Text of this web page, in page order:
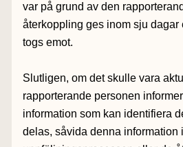
var på grund av den
återkoppling ges inom sju dagar
togs emot.
Slutligen, om det skulle vara
rapporterande personen
information som kan identifiera
delas, såvida denna information